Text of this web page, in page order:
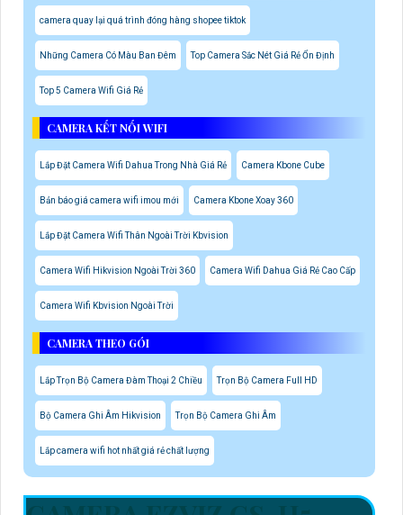
camera quay lại quá trình đóng hàng shopee tiktok
Những Camera Có Màu Ban Đêm Top Camera Sắc Nét Giá Rẻ Ổn Định
Top 5 Camera Wifi Giá Rẻ
CAMERA KẾT NỐI WIFI
Lắp Đặt Camera Wifi Dahua Trong Nhà Giá Rẻ Camera Kbone Cube
Bản báo giá camera wifi imou mới Camera Kbone Xoay 360
Lắp Đặt Camera Wifi Thân Ngoài Trời Kbvision
Camera Wifi Hikvision Ngoài Trời 360 Camera Wifi Dahua Giá Rẻ Cao Cấp
Camera Wifi Kbvision Ngoài Trời
CAMERA THEO GÓI
Lắp Trọn Bộ Camera Đàm Thoại 2 Chiều Trọn Bộ Camera Full HD
Bộ Camera Ghi Âm Hikvision Trọn Bộ Camera Ghi Âm
Lắp camera wifi hot nhất giá rẻ chất lượng